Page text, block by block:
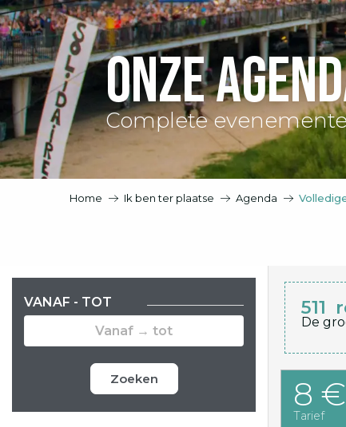
Onze
Complete
Home Ik ben ter plaatse Agenda
VANAF - TOT
Zoeken
511
De
8 €
Tarief